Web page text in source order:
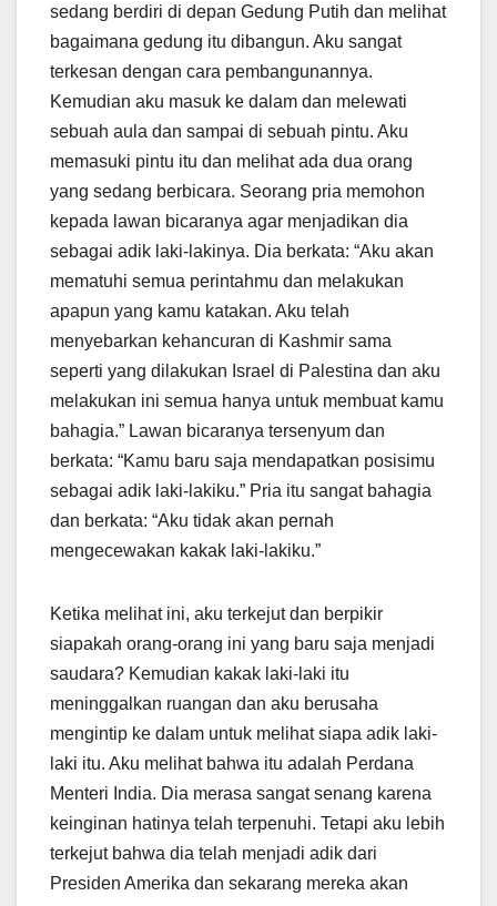
sedang berdiri di depan Gedung Putih dan melihat
bagaimana gedung itu dibangun. Aku sangat
terkesan dengan cara pembangunannya.
Kemudian aku masuk ke dalam dan melewati
sebuah aula dan sampai di sebuah pintu. Aku
memasuki pintu itu dan melihat ada dua orang
yang sedang berbicara. Seorang pria memohon
kepada lawan bicaranya agar menjadikan dia
sebagai adik laki-lakinya. Dia berkata: “Aku akan
mematuhi semua perintahmu dan melakukan
apapun yang kamu katakan. Aku telah
menyebarkan kehancuran di Kashmir sama
seperti yang dilakukan Israel di Palestina dan aku
melakukan ini semua hanya untuk membuat kamu
bahagia.” Lawan bicaranya tersenyum dan
berkata: “Kamu baru saja mendapatkan posisimu
sebagai adik laki-lakiku.” Pria itu sangat bahagia
dan berkata: “Aku tidak akan pernah
mengecewakan kakak laki-lakiku.”
Ketika melihat ini, aku terkejut dan berpikir
siapakah orang-orang ini yang baru saja menjadi
saudara? Kemudian kakak laki-laki itu
meninggalkan ruangan dan aku berusaha
mengintip ke dalam untuk melihat siapa adik laki-
laki itu. Aku melihat bahwa itu adalah Perdana
Menteri India. Dia merasa sangat senang karena
keinginan hatinya telah terpenuhi. Tetapi aku lebih
terkejut bahwa dia telah menjadi adik dari
Presiden Amerika dan sekarang mereka akan